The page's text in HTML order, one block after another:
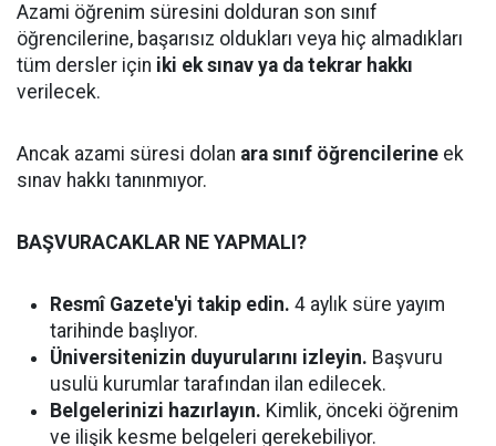
Azami öğrenim süresini dolduran son sınıf
öğrencilerine, başarısız oldukları veya hiç almadıkları
tüm dersler için iki ek sınav ya da tekrar hakkı
verilecek.
Ancak azami süresi dolan ara sınıf öğrencilerine ek
sınav hakkı tanınmıyor.
BAŞVURACAKLAR NE YAPMALI?
Resmî Gazete'yi takip edin. 4 aylık süre yayım
tarihinde başlıyor.
Üniversitenizin duyurularını izleyin. Başvuru
usulü kurumlar tarafından ilan edilecek.
Belgelerinizi hazırlayın. Kimlik, önceki öğrenim
ve ilişik kesme belgeleri gerekebiliyor.